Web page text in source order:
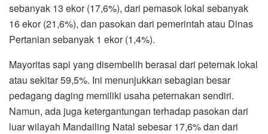
sebanyak 13 ekor (17,6%), dari pemasok lokal sebanyak
16 ekor (21,6%), dan pasokan dari pemerintah atau Dinas
Pertanian sebanyak 1 ekor (1,4%).
Mayoritas sapi yang disembelih berasal dari peternak lokal
atau sekitar 59,5%. Ini menunjukkan sebagian besar
pedagang daging memiliki usaha peternakan sendiri.
Namun, ada juga ketergantungan terhadap pasokan dari
luar wilayah Mandailing Natal sebesar 17,6% dan dari